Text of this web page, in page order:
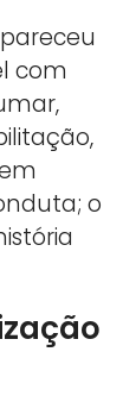
com
o